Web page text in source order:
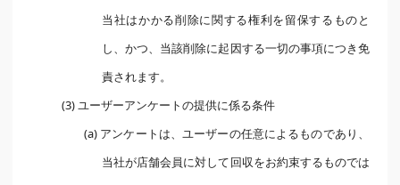
当社はかかる削除に関する権利を留保するものと
し、かつ、当該削除に起因する一切の事項につき免
責されます。
(3) ユーザーアンケートの提供に係る条件
(a) アンケートは、ユーザーの任意によるものであり、
当社が店舗会員に対して回収をお約束するものでは